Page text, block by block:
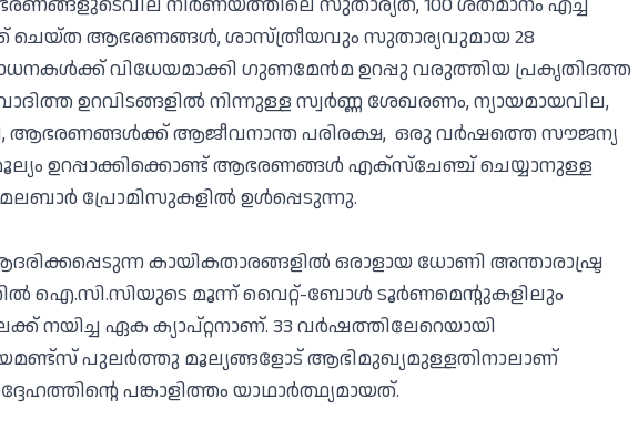
ആഭരണങ്ങള്‍, ശാസ്ത്രീയവും സുതാര്യവുമായ 28
വിധേയമാക്കി ഗുണമേന്‍മ ഉറപ്പു വരുത്തിയ പ്രകൃതിദത്ത
ഉറവിടങ്ങളില്‍ നിന്നുള്ള സ്വര്‍ണ്ണ ശേഖരണം, ന്യായമായവില,
ആജീവനാന്ത പരിരക്ഷ, ഒരു വര്‍ഷത്തെ സൗജന്യ
ഉറപ്പാക്കിക്കൊണ്ട് ആഭരണങ്ങള്‍ എക്‌സ്‌ചേഞ്ച് ചെയ്യാനുള്ള
പ്രോമിസുകളില്‍ ഉള്‍പ്പെടുന്നു.
കായികതാരങ്ങളില്‍ ഒരാളായ ധോണി അന്താരാഷ്ട്ര
ഐ.സി.സിയുടെ മൂന്ന് വൈറ്റ്-ബോള്‍ ടൂര്‍ണമെന്റുകളിലും
നയിച്ച ഏക ക്യാപ്റ്റനാണ്. 33 വര്‍ഷത്തിലേറെയായി
പുലര്‍ത്തു മൂല്യങ്ങളോട് ആഭിമുഖ്യമുള്ളതിനാലാണ്
പങ്കാളിത്തം യാഥാര്‍ത്ഥ്യമായത്.